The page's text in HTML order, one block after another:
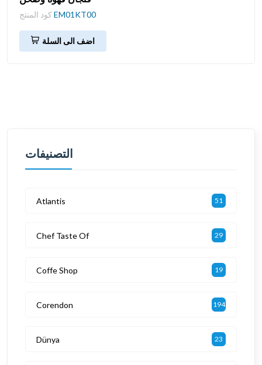
EM01KT00
اضف الى السلة
التصنيفات
Atlantis 51
Chef Taste Of 29
Coffe Shop 19
Corendon 194
Dünya 23